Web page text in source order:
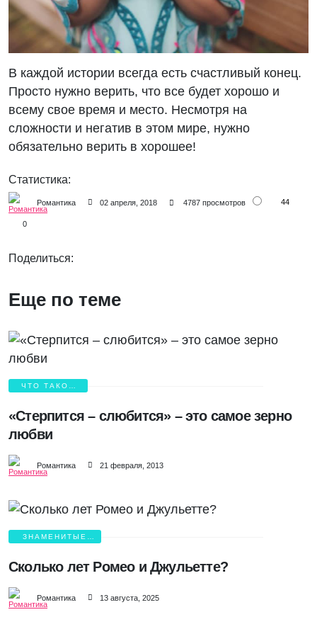
В каждой истории всегда есть счастливый конец.
Просто нужно верить, что все будет хорошо и
всему свое время и место. Несмотря на
сложности и негатив в этом мире, нужно
обязательно верить в хорошее!
Статистика:
Романтика 02 апреля, 2018 4787 просмотров 44
0
Поделиться:
Еще по теме
ЧТО ТАКОЕ
«Стерпится – слюбится» – это самое зерно
любви
Романтика 21 февраля, 2013
ЗНАМЕНИТЫЕ
Сколько лет Ромео и Джульетте?
Романтика 13 августа, 2025